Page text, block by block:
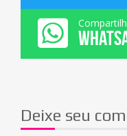
Deixe seu